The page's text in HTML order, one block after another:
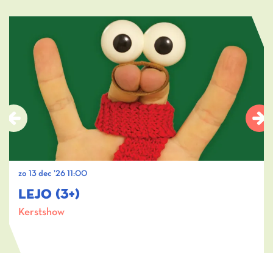
LEJO (3+)
Kerstshow
zo 13 dec ’26 11:00